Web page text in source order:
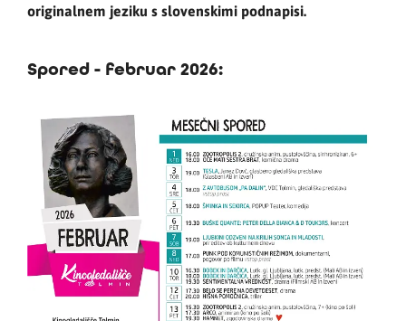
originalnem jeziku s slovenskimi podnapisi.
Spored - februar 2026: